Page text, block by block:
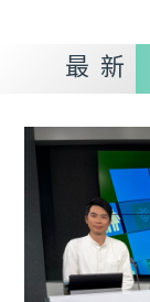
星期一至
台、港台电
下午2时
最新